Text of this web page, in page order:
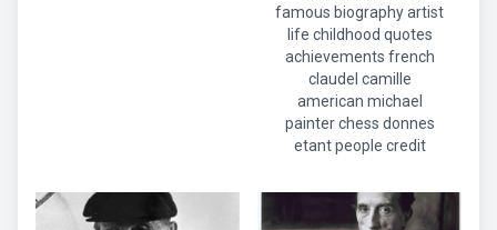
famous biography artist
life childhood quotes
achievements french
claudel camille
american michael
painter chess donnes
etant people credit